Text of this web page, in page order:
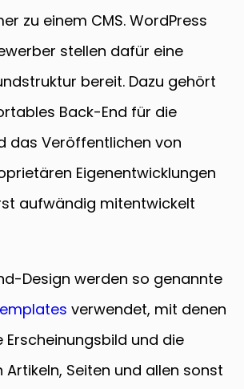
zu einem CMS. WordPress
stellen dafür eine
bereit. Dazu gehört
Back-End für die
das Veröffentlichen von
Eigenentwicklungen
aufwändig mitentwickelt
Design werden so genannte
verwendet, mit denen
und die
Seiten und allen sonst